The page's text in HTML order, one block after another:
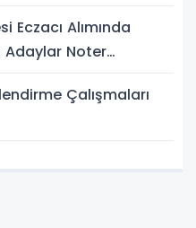
Eczacı Alımında
Adaylar Noter
Çalışmaları